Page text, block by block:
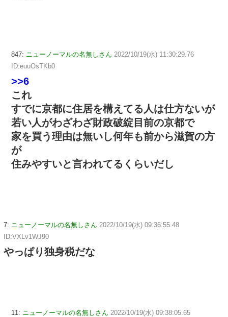
847: ニューノーマルの名無しさん 2022/10/19(水) 11:30:29.76
ID:euuOsTKb0
>>6
これ
すでに京都に住居を構えてる人は仕方ないが
若い人がわざわざ財政破綻目前の京都で
家を買う理由は無いし何年も前から滋賀の方
が
住みやすいと言われてるくらいだし
7: ニューノーマルの名無しさん 2022/10/19(水) 09:36:55.48
ID:VXLv1WJ90
やっぱり独身税だな
11: ニューノーマルの名無しさん 2022/10/19(水) 09:38:05.65